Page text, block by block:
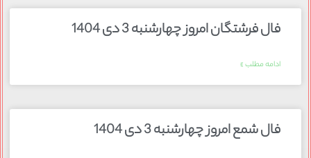
فال فرشتگان امروز چهارشنبه 3 دی 1404
ادامه مطلب »
فال شمع امروز چهارشنبه 3 دی 1404